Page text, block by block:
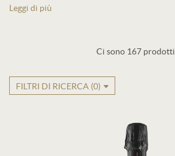
Leggi di più
Ci sono 167 prodotti.
FILTRI DI RICERCA (0)